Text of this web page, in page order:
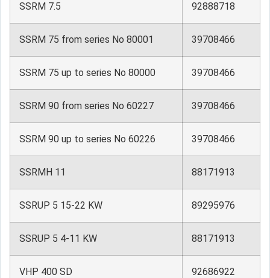
SSRM 7.5 92888718
SSRM 75 from series No 80001 39708466
SSRM 75 up to series No 80000 39708466
SSRM 90 from series No 60227 39708466
SSRM 90 up to series No 60226 39708466
SSRMH 11 88171913
SSRUP 5 15-22 KW 89295976
SSRUP 5 4-11 KW 88171913
VHP 400 SD 92686922